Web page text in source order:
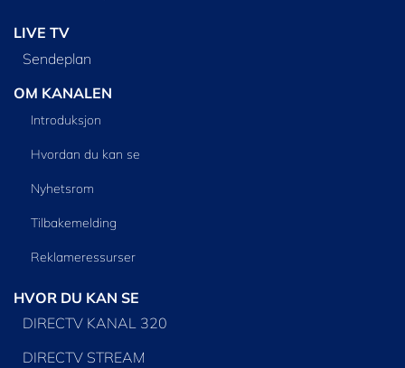
LIVE TV
Sendeplan
OM KANALEN
Introduksjon
Hvordan du kan se
Nyhetsrom
Tilbakemelding
Reklameressurser
HVOR DU KAN SE
DIRECTV KANAL 320
DIRECTV STREAM